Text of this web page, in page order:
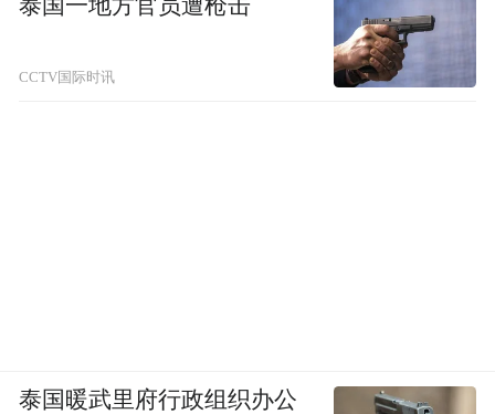
泰国一地方官员遭枪击
CCTV国际时讯
泰国暖武里府行政组织办公